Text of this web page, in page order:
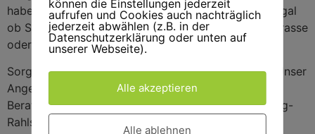
haben für viele Bedürfnisse die passende Lösung, egal
ob Sie auf der Suche nach einer Markise für die Terrasse
oder nach einem Sonnensegel als Windschutz sind.
Sorgen Sie jetzt schon für die nächste Saison vor. Unser
Angebot schließt den kompetenten Service bei der
Beratung und der Umsetzung Ihrer Ideen in Hamburg-
Rahlstedt ein. Eine umfassende Beratung und ein
können die Einstellungen jederzeit
aufrufen und Cookies auch nachträglich
jederzeit abwählen (z.B. in der
Datenschutzerklärung oder unten auf
unserer Webseite).
Alle akzeptieren
Alle ablehnen